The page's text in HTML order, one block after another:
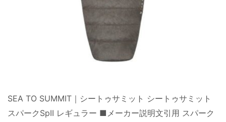
SEA TO SUMMIT｜シートゥサミット シートゥサミット
スパークSpII レギュラー ■メーカー説明文引用 スパーク